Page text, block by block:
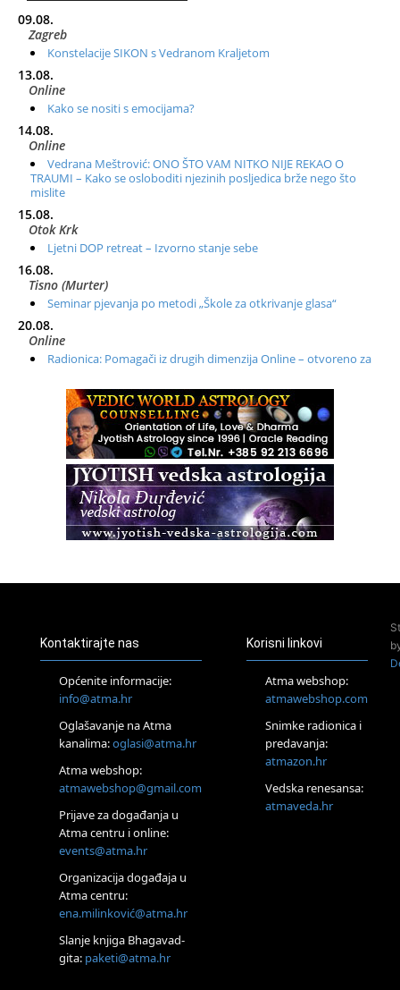
09.08.
Zagreb
Konstelacije SIKON s Vedranom Kraljetom
13.08.
Online
Kako se nositi s emocijama?
14.08.
Online
Vedrana Meštrović: ONO ŠTO VAM NITKO NIJE REKAO O
TRAUMI – Kako se osloboditi njezinih posljedica brže nego što
mislite
15.08.
Otok Krk
Ljetni DOP retreat – Izvorno stanje sebe
16.08.
Tisno (Murter)
Seminar pjevanja po metodi „Škole za otkrivanje glasa“
20.08.
Online
Radionica: Pomagači iz drugih dimenzija Online – otvoreno za
Zagreb+Online
Osnovni ThetaHealing® tečaj, Zagreb i Online
Access BARS®, otpusti stres
Access Energetski Facelift®
Tečaj Višeg Vodstva, razvijanja intuicije i Akaša zapisa
25.08.
Upisi u program Profesionalni hipnoterapeut — nova
generacija kreće 25.08. 2026.
Online
Visoko
Alemka Dauskardt – Jednodnevna radionica sistemskih
konstelacija
HOD PO ŽERAVICI – Seminar koji mijenja tijelo, duh i um
SoulFest – Festival glazbe, mudrosti i zajedništva
Radoboj
Noćna šumska kupka
Online
Kontaktirajte nas
Općenite informacije:
info@atma.hr
Oglašavanje na Atma
kanalima:oglasi@atma.hr
Atma webshop:
atmawebshop@gmail.com
Prijave za događanja u
Atma centru i online:
events@atma.hr
Organizacija događaja u
Atma centru:
ena.milinković@atma.hr
Slanje knjiga Bhagavad-
gita: paketi@atma.hr
Korisni linkovi
Atma webshop:
atmawebshop.com
Snimke radionica i
predavanja:
atmazon.hr
Vedska renesansa:
atmaveda.hr